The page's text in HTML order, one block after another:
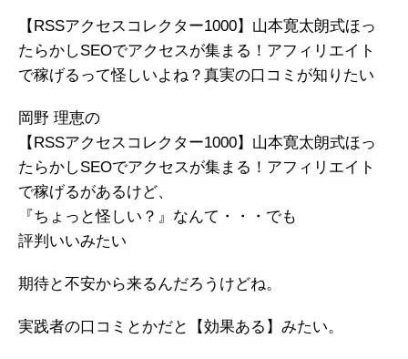
【RSSアクセスコレクター1000】山本寛太朗式ほっ
たらかしSEOでアクセスが集まる！アフィリエイト
で稼げるって怪しいよね？真実の口コミが知りたい
岡野 理恵の
【RSSアクセスコレクター1000】山本寛太朗式ほっ
たらかしSEOでアクセスが集まる！アフィリエイト
で稼げるがあるけど、
『ちょっと怪しい？』なんて・・・でも
評判いいみたい
期待と不安から来るんだろうけどね。
実践者の口コミとかだと【効果ある】みたい。